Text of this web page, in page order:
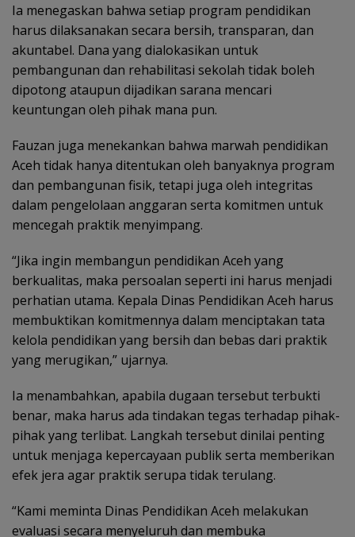
Ia menegaskan bahwa setiap program pendidikan
harus dilaksanakan secara bersih, transparan, dan
akuntabel. Dana yang dialokasikan untuk
pembangunan dan rehabilitasi sekolah tidak boleh
dipotong ataupun dijadikan sarana mencari
keuntungan oleh pihak mana pun.
Fauzan juga menekankan bahwa marwah pendidikan
Aceh tidak hanya ditentukan oleh banyaknya program
dan pembangunan fisik, tetapi juga oleh integritas
dalam pengelolaan anggaran serta komitmen untuk
mencegah praktik menyimpang.
“Jika ingin membangun pendidikan Aceh yang
berkualitas, maka persoalan seperti ini harus menjadi
perhatian utama. Kepala Dinas Pendidikan Aceh harus
membuktikan komitmennya dalam menciptakan tata
kelola pendidikan yang bersih dan bebas dari praktik
yang merugikan,” ujarnya.
Ia menambahkan, apabila dugaan tersebut terbukti
benar, maka harus ada tindakan tegas terhadap pihak-
pihak yang terlibat. Langkah tersebut dinilai penting
untuk menjaga kepercayaan publik serta memberikan
efek jera agar praktik serupa tidak terulang.
“Kami meminta Dinas Pendidikan Aceh melakukan
evaluasi secara menyeluruh dan membuka